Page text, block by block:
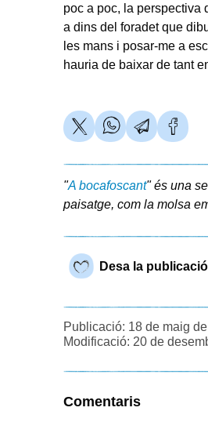
poc a poc, la perspectiva
a dins del foradet que
les mans i posar-me a
hauria de baixar de tant
"A bocafoscant" és una
paisatge, com la molsa
Desa la publicació
Publicació: 18 de maig
Modificació: 20 de
Comentaris